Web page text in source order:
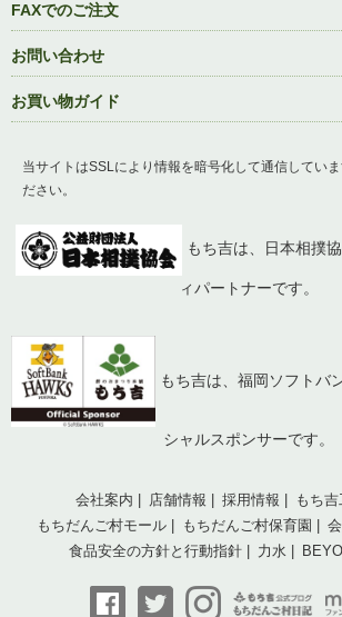
FAXでのご注文
お問い合わせ
お買い物ガイド
当サイトはSSLにより情報を暗号化して通信してい
ださい。
もち吉は、日本相撲
ィパートナーです。
もち吉は、福岡ソフトバ
シャルスポンサーです。
会社案内 店舗情報 採用情報
もち
もちだんご村モール
もちだんご村保育園
食品安全の方針と行動指針
力水